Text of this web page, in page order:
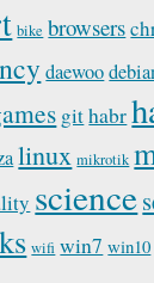
bike browsers
daewoo
githabr
linux mikrotik
science
wifi win7 win10